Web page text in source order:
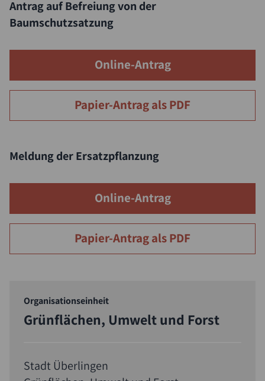
Antrag auf Befreiung von der
Baumschutzsatzung
Online-Antrag
Papier-Antrag als PDF
Meldung der Ersatzpflanzung
Online-Antrag
Papier-Antrag als PDF
Organisationseinheit
Grünflächen, Umwelt und Forst
Stadt Überlingen